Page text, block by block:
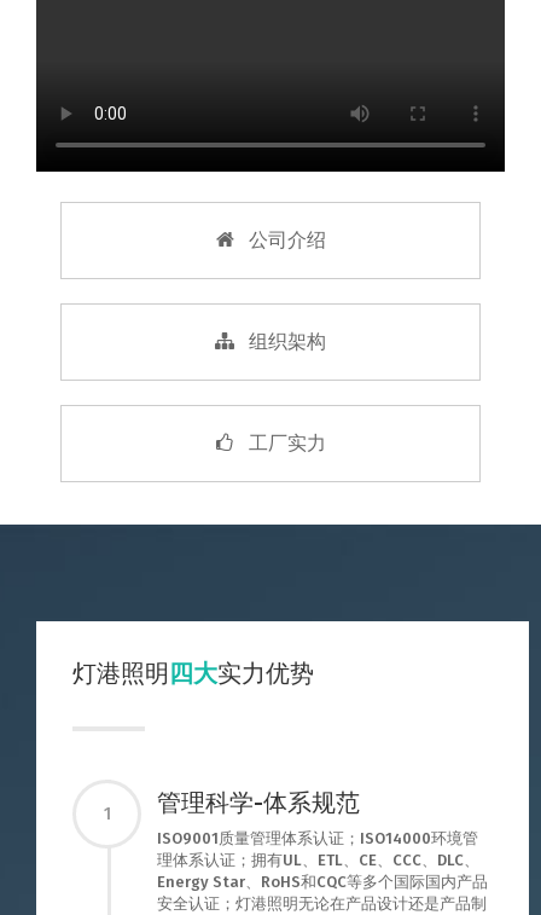
公司介绍
组织架构
工厂实力
灯港照明 四大实力优势
1 管理科学-体系规范
ISO9001质量管理体系认证；ISO14000环境管
理体系认证；拥有UL、ETL、CE、CCC、DLC、
Energy Star、RoHS和CQC等多个国际国内产品
安全认证；灯港照明无论在产品设计还是产品制